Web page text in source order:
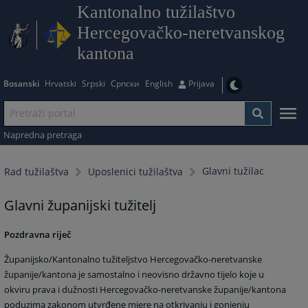
Kantonalno tužilaštvo
Hercegovačko-neretvanskog
kantona
Bosanski Hrvatski Srpski Српски English Prijava
Napredna pretraga
Rad tužilaštva Uposlenici tužilaštva Glavni tužilac
Glavni županijski tužitelj
Pozdravna riječ
Županijsko/Kantonalno tužiteljstvo Hercegovačko-neretvanske
županije/kantona je samostalno i neovisno državno tijelo koje u
okviru prava i dužnosti Hercegovačko-neretvanske županije/kantona
poduzima zakonom utvrđene mjere na otkrivanju i gonjenju